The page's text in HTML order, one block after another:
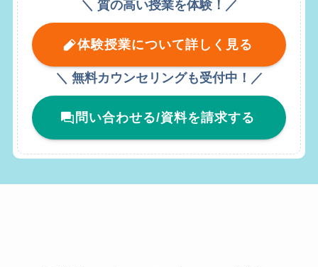
＼ 質の高い授業を体験！／
体験授業について詳しく見る
＼ 無料カウンセリングも受付中！／
問い合わせる/資料を請求する